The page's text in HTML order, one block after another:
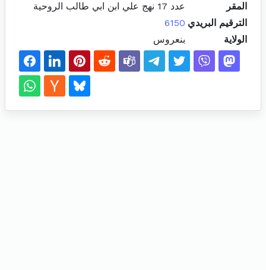
المقر
عدد 17 نهج علي ابن ابي طالب الروحية
الترقيم البريدي 6150
الولاية
بنعروس